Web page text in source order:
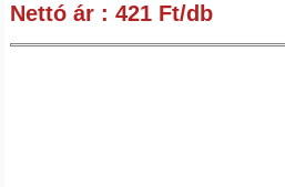
Nettó ár : 421 Ft/db